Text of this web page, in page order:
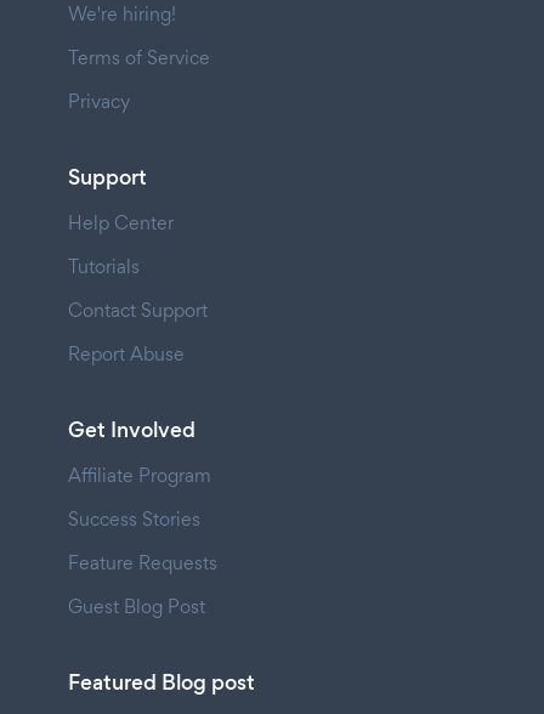
We're hiring!
Terms of Service
Privacy
Support
Help Center
Tutorials
Contact Support
Report Abuse
Get Involved
Affiliate Program
Success Stories
Feature Requests
Guest Blog Post
Featured Blog post